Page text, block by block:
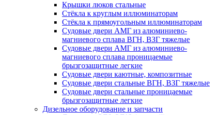
Крышки люков стальные
Стёкла к круглым иллюминаторам
Стёкла к прямоугольным иллюминаторам
Судовые двери АМГ из алюминиево-
магниевого сплава ВГН, ВЗГ тяжелые
Судовые двери АМГ из алюминиево-
магниевого сплава проницаемые
брызгозащитные легкие
Судовые двери каютные, композитные
Судовые двери стальные ВГН, ВЗГ тяжелые
Судовые двери стальные проницаемые
брызгозащитные легкие
Дизельное оборудование и запчасти